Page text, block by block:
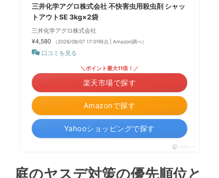
三井化学アグロ株式会社 不快害虫用殺虫剤 シャッ
トアウトSE 3kg×2袋
三井化学アグロ株式会社
¥4,580
（2026/08/07 17:01時点 | Amazon調べ）
口コミを見る
Amazonで探す
＼ポイント最大11倍！／
楽天市場で探す
Yahooショッピングで探す
ポチップ
庭のヤスデ対策の優先順位と